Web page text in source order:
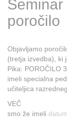
Seminar
poročilo
Objavljamo
(tretja izvedba), ki
Pika: POROČILO
imeli specialna
učiteljica
VEČ
smo že imeli